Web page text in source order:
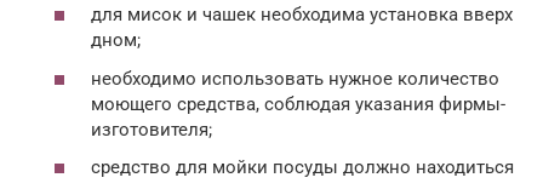
для мисок и чашек необходима установка вверх
дном;
необходимо использовать нужное количество
моющего средства, соблюдая указания фирмы-
изготовителя;
средство для мойки посуды должно находиться